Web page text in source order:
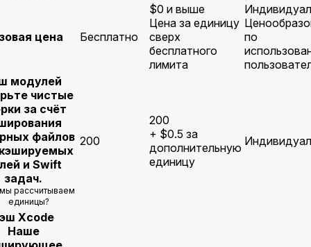
цена Бесплатно
$0 и выше
Цена за единицу
сверх
бесплатного
лимита
по
модулей
чистые
за счёт
файлов
и Swift
задач.
рассчитываем
единицы?
200
200
+ $0.5 за
дополнительную
единицу
Xcode
Наше